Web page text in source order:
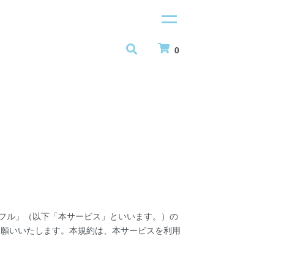
0
ル」（以下「本サービス」といいます。）の
いいたします。本規約は、本サービスを利用